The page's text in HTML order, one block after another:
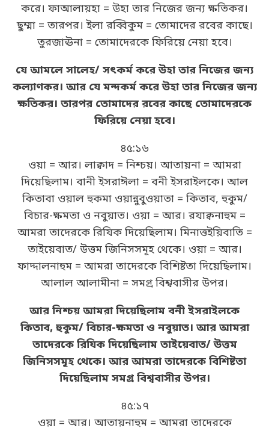
করে। ফাআলায়হা = উহা তার নিজের জন্য ক্ষতিকর।
ছুম্মা = তারপর। ইলা রব্বিকুম = তোমাদের রবের কাছে।
তুরজাঊনা = তোমাদেরকে ফিরিয়ে নেয়া হবে।
যে আমলে সালেহ/ সৎকর্ম করে উহা তার নিজের জন্য
কল্যাণকর। আর যে মন্দকর্ম করে উহা তার নিজের জন্য
ক্ষতিকর। তারপর তোমাদের রবের কাছে তোমাদেরকে
ফিরিয়ে নেয়া হবে।
৪৫:১৬
ওয়া = আর। লাক্বাদ = নিশ্চয়। আতায়না = আমরা
দিয়েছিলাম। বানী ইসরাঈলা = বনী ইসরাইলকে। আল
কিতাবা ওয়াল হুকমা ওয়ান্নুবুওয়াতা = কিতাব, হুকুম/
বিচার-ক্ষমতা ও নবুয়াত। ওয়া = আর। রযাক্বনাহুম =
আমরা তাদেরকে রিযিক দিয়েছিলাম। মিনাত্তইয়িবাতি =
তাইয়েবাত/ উত্তম জিনিসসমূহ থেকে। ওয়া = আর।
ফাদ্দালনাহুম = আমরা তাদেরকে বিশিষ্টতা দিয়েছিলাম।
আলাল আলামীনা = সমগ্র বিশ্ববাসীর উপর।
আর নিশ্চয় আমরা দিয়েছিলাম বনী ইসরাইলকে
কিতাব, হুকুম/ বিচার-ক্ষমতা ও নবুয়াত। আর আমরা
তাদেরকে রিযিক দিয়েছিলাম তাইয়েবাত/ উত্তম
জিনিসসমূহ থেকে। আর আমরা তাদেরকে বিশিষ্টতা
দিয়েছিলাম সমগ্র বিশ্ববাসীর উপর।
৪৫:১৭
ওয়া = আর। আতায়নাহুম = আমরা তাদেরকে